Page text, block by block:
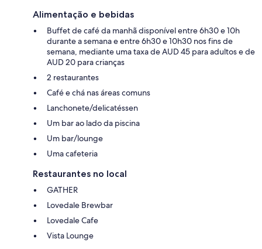
Alimentação e bebidas
Buffet de café da manhã disponível entre 6h30 e 10h
durante a semana e entre 6h30 e 10h30 nos fins de
semana, mediante uma taxa de AUD 45 para adultos e de
AUD 20 para crianças
2 restaurantes
Café e chá nas áreas comuns
Lanchonete/delicatéssen
Um bar ao lado da piscina
Um bar/lounge
Uma cafeteria
Restaurantes no local
GATHER
Lovedale Brewbar
Lovedale Cafe
Vista Lounge